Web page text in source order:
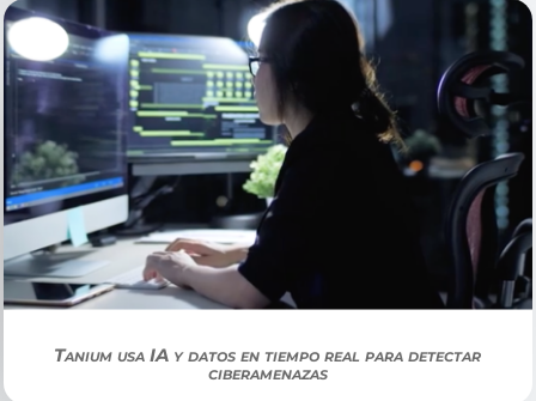
Tanium usa IA y datos en tiempo real para detectar
ciberamenazas